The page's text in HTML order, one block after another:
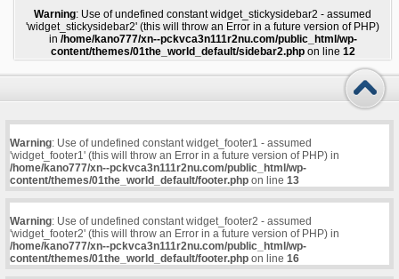
Warning: Use of undefined constant widget_stickysidebar2 - assumed
'widget_stickysidebar2' (this will throw an Error in a future version of PHP)
in /home/kano777/xn--pckvca3n111r2nu.com/public_html/wp-
content/themes/01the_world_default/sidebar2.phpon line 12
Warning: Use of undefined constant widget_footer1 - assumed
'widget_footer1' (this will throw an Error in a future version of PHP) in
/home/kano777/xn--pckvca3n111r2nu.com/public_html/wp-
content/themes/01the_world_default/footer.phpon line 13
Warning: Use of undefined constant widget_footer2 - assumed
'widget_footer2' (this will throw an Error in a future version of PHP) in
/home/kano777/xn--pckvca3n111r2nu.com/public_html/wp-
content/themes/01the_world_default/footer.phpon line 16